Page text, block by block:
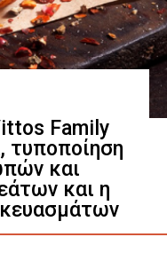
Family
τυποποίηση
και
και η